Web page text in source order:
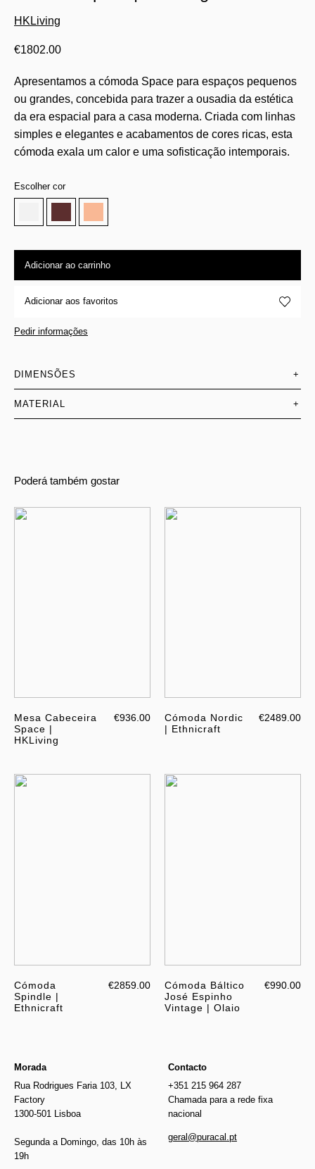
HKLiving
€1802.00
Apresentamos a cómoda Space para espaços pequenos
ou grandes, concebida para trazer a ousadia da estética
da era espacial para a casa moderna. Criada com linhas
simples e elegantes e acabamentos de cores ricas, esta
cómoda exala um calor e uma sofisticação intemporais.
Escolher cor
Adicionar ao carrinho
Adicionar aos favoritos
Pedir informações
DIMENSÕES +
MATERIAL +
Poderá também gostar
Mesa Cabeceira
Space |
HKLiving
€936.00
Cómoda Nordic
| Ethnicraft
€2489.00
Cómoda
Spindle |
Ethnicraft
€2859.00
Cómoda Báltico
José Espinho
Vintage | Olaio
€990.00
Morada
Rua Rodrigues Faria 103, LX
Factory
1300-501 Lisboa
Segunda a Domingo, das 10h às
19h
Contacto
+351 215 964 287
Chamada para a rede fixa
nacional
geral@puracal.pt